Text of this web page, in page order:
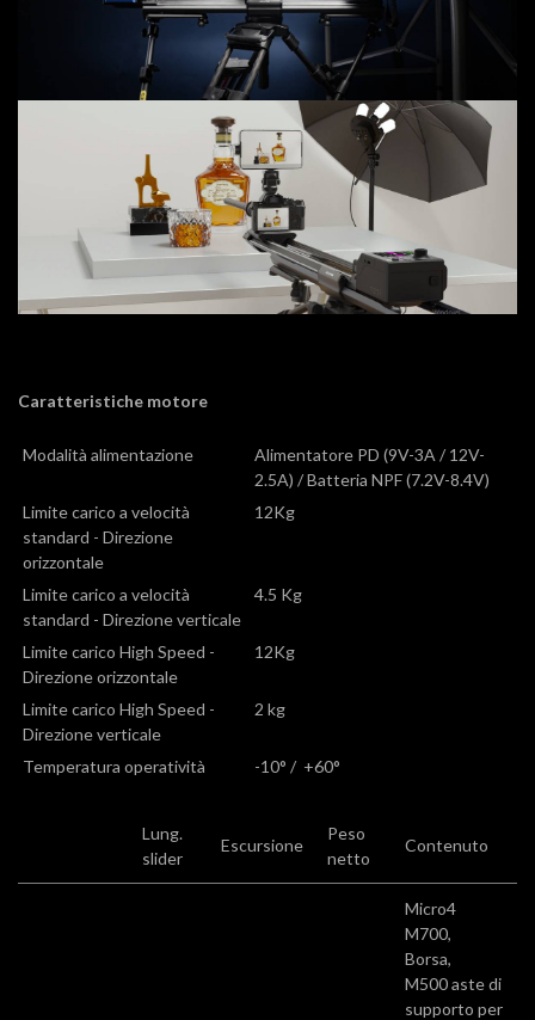
Caratteristiche motore
Modalità alimentazione
Alimentatore PD (9V-3A / 12V-
2.5A) / Batteria NPF (7.2V-8.4V)
Limite carico a velocità
standard - Direzione
orizzontale
12Kg
Limite carico a velocità
standard - Direzione verticale
4.5 Kg
Limite carico High Speed -
Direzione orizzontale
12Kg
Limite carico High Speed -
Direzione verticale
2 kg
Temperatura operatività -10° / +60°
Lung.
slider
Escursione
Peso
netto
Contenuto
Micro4
M700,
Borsa,
M500 aste di
supporto per